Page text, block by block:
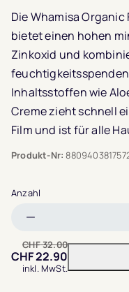
Die Whamisa Organic
bietet einen hohen
Zinkoxid und
Inhaltsstoffen wie
Creme zieht schnell
Film und ist für alle
Produkt-Nr:
Anzahl
verringern
CHF32.00
CHF22.90
inkl. MwSt.